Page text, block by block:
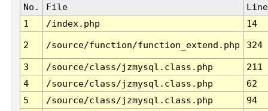
No. File
Line
1
/index.php 14
2 /source/function/function_extend.php 324
3 /source/class/jzmysql.class.php
211
4
/source/class/jzmysql.class.php
62
5
/source/class/jzmysql.class.php
94